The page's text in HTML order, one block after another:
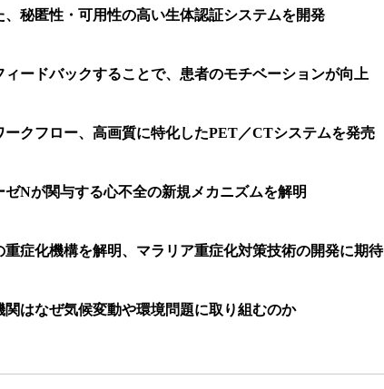
、秘匿性・可用性の高い生体認証システムを開発
ィードバックすることで、患者のモチベーションが向上
ークフロー、高画質に特化したPET／CTシステムを発売
ゼNが関与する心不全の新規メカニズムを解明
重症化機構を解明、マラリア重症化対策技術の開発に期待
関はなぜ気候変動や環境問題に取り組むのか